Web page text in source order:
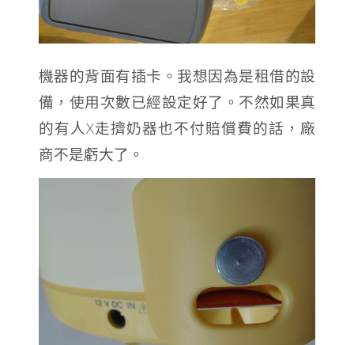
機器的背面有插卡。我想因為是租借的設
備，使用次數已經設定好了。不然如果真
的有人X走擠奶器也不付賠償費的話，廠
商不是虧大了。